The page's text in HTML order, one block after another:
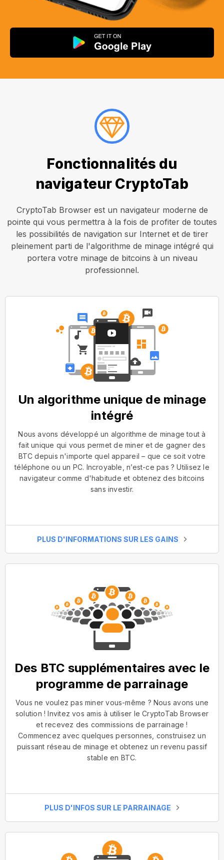
Fonctionnalités du
navigateur CryptoTab
CryptoTab Browser est un navigateur moderne de
pointe qui vous permettra à la fois de profiter de toutes
les possibilités de navigation sur Internet et de tirer
pleinement parti de l'algorithme de minage intégré qui
portera votre minage de bitcoins à un niveau
professionnel.
Un algorithme unique de minage
intégré
Nous avons développé un algorithme de minage tout à
fait unique qui vous permet de miner et de gagner des
BTC depuis n'importe quel appareil – que ce soit votre
téléphone ou un PC. Incroyable, n’est-ce pas ? Utilisez le
navigateur comme d'habitude et obtenez des bitcoins
sans investir.
PLUS D'INFORMATIONS SUR LES GAINS
Des BTC supplémentaires avec le
programme de parrainage
Vous ne voulez pas miner vous-même ? Nous avons une
solution ! Invitez vos amis à utiliser le CryptoTab Browser
et recevez des commissions de parrainage !
Commencez avec quelques personnes, construisez un
puissant réseau de minage et obtenez un revenu passif
stable en BTC.
PLUS D'INFOS SUR LE PARRAINAGE